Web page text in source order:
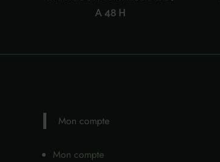
A 48 H
Mon compte
Mon compte